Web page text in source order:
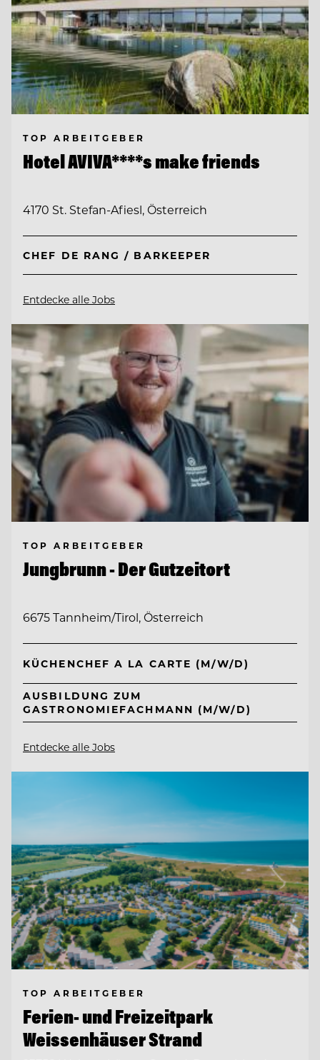
TOP ARBEITGEBER
Hotel AVIVA****s make friends
4170 St. Stefan-Afiesl, Österreich
CHEF DE RANG / BARKEEPER
Entdecke alle Jobs
TOP ARBEITGEBER
Jungbrunn - Der Gutzeitort
6675 Tannheim/Tirol, Österreich
KÜCHENCHEF A LA CARTE (M/W/D)
AUSBILDUNG ZUM
GASTRONOMIEFACHMANN (M/W/D)
Entdecke alle Jobs
TOP ARBEITGEBER
Ferien- und Freizeitpark
Weissenhäuser Strand